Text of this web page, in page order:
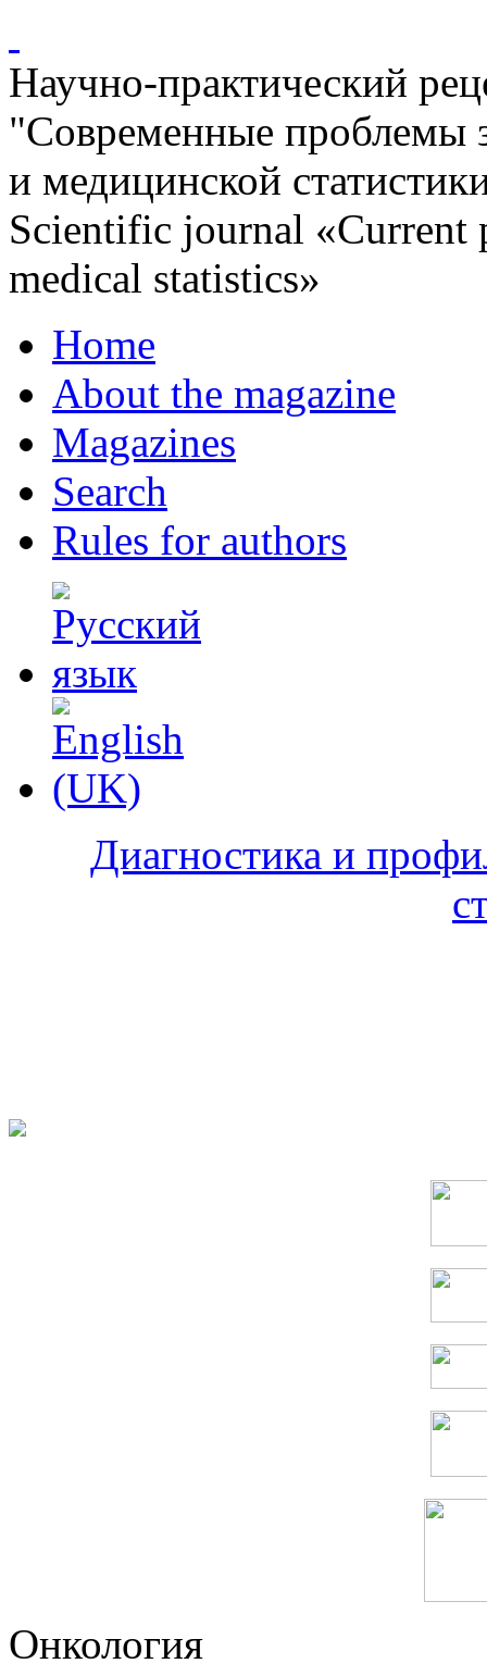
Научно-практический
"Современные проблемы
и медицинской
Scientific journal «Current
medical statistics»
Home
About the magazine
Magazines
Search
Rules for authors
Диагностика и
Онкология